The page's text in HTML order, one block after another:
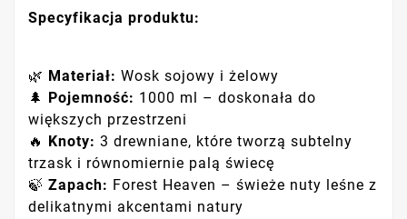
Specyfikacja produktu:
🌿 Materiał: Wosk sojowy i żelowy
🌲 Pojemność: 1000 ml – doskonała do
większych przestrzeni
🔥 Knoty: 3 drewniane, które tworzą subtelny
trzask i równomiernie palą świecę
🍃 Zapach: Forest Heaven – świeże nuty leśne z
delikatnymi akcentami natury